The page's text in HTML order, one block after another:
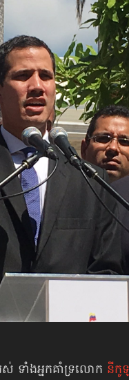
ស់ ទាំងអ្នកគាំទ្រលោក នីកូ